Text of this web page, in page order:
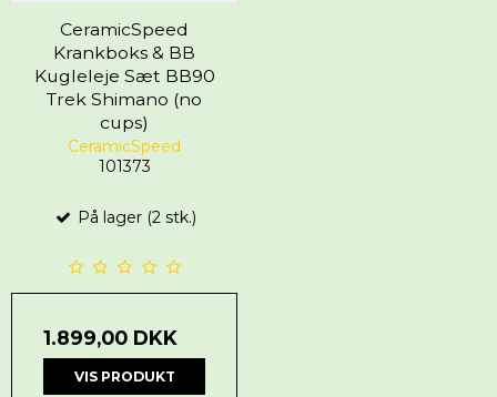
CeramicSpeed
Krankboks & BB
Kugleleje Sæt BB90
Trek Shimano (no
cups)
CeramicSpeed
101373
På lager (2 stk.)
1.899,00 DKK
VIS PRODUKT